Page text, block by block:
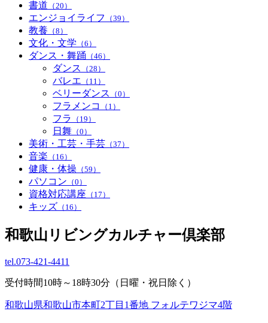
書道 （20）
エンジョイライフ （39）
教養 （8）
文化・文学 （6）
ダンス・舞踊 （46）
ダンス （28）
バレエ （11）
ベリーダンス （0）
フラメンコ （1）
フラ （19）
日舞 （0）
美術・工芸・手芸 （37）
音楽 （16）
健康・体操 （59）
パソコン （0）
資格対応講座 （17）
キッズ （16）
和歌山リビングカルチャー倶楽部
tel.073-421-4411
受付時間10時～18時30分（日曜・祝日除く）
和歌山県和歌山市本町2丁目1番地 フォルテワジマ4階